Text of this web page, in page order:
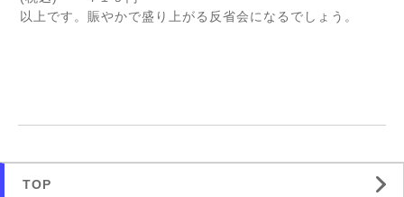
以上です。賑やかで盛り上がる反省会になるでしょう。
TOP